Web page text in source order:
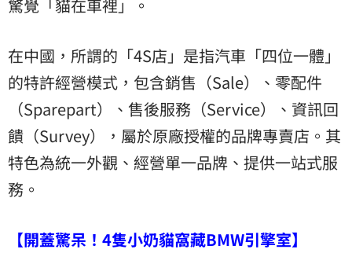
驚覺「貓在車裡」。
在中國，所謂的「4S店」是指汽車「四位一體」
的特許經營模式，包含銷售（Sale）、零配件
（Sparepart）、售後服務（Service）、資訊回
饋（Survey），屬於原廠授權的品牌專賣店。其
特色為統一外觀、經營單一品牌、提供一站式服
務。
【開蓋驚呆！4隻小奶貓窩藏BMW引擎室】